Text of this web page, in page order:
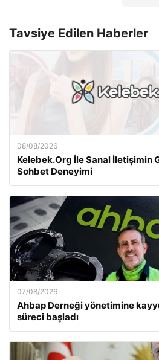
Tavsiye Edilen Haberler
08/08/2026
Kelebek.Org İle Sanal İletişimin
Sohbet Deneyimi
07/08/2026
Ahbap Derneği yönetimine
süreci başladı